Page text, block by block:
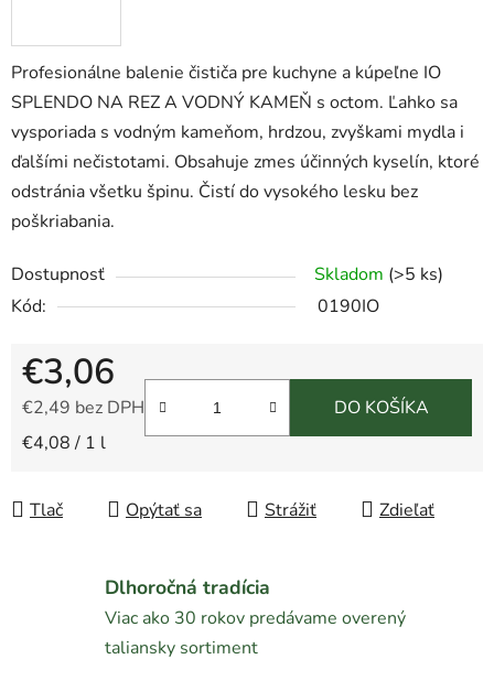
Profesionálne balenie čističa pre kuchyne a kúpeľne IO
SPLENDO NA REZ A VODNÝ KAMEŇ s octom. Ľahko sa
vysporiada s vodným kameňom, hrdzou, zvyškami mydla i
ďalšími nečistotami. Obsahuje zmes účinných kyselín, ktoré
odstránia všetku špinu. Čistí do vysokého lesku bez
poškriabania.
Dostupnosť Skladom (>5 ks)
Kód:
0190IO
€3,06
€2,49 bez DPH
Jednotková cena:
€4,08 / 1 l
DO KOŠÍKA
Tlač Opýtať sa Strážiť Zdieľať
Dlhoročná tradícia
Viac ako 30 rokov predávame overený
taliansky sortiment